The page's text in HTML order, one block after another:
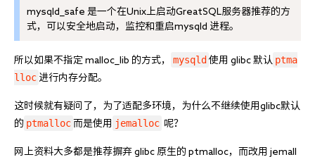
mysqld_safe 是一个在Unix上启动GreatSQL服务器推荐的方
式，可以安全地启动，监控和重启mysqld 进程。
所以如果不指定 malloc_lib 的方式， mysqld 使用 glibc 默认 ptma
lloc 进行内存分配。
这时候就有疑问了，为了适配多环境，为什么不继续使用glibc默认
的 ptmalloc 而是使用 jemalloc 呢？
网上资料大多都是推荐摒弃 glibc 原生的 ptmalloc，而改用 jemall